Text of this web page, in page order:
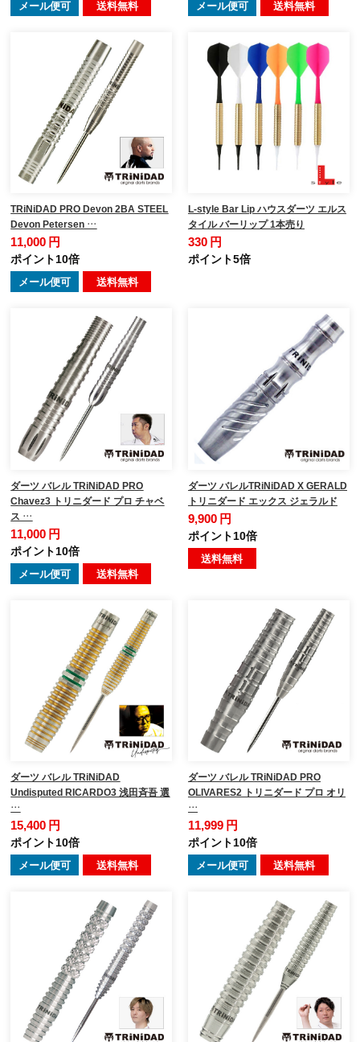
メール便可 送料無料 メール便可 送料無料
TRiNiDAD PRO Devon 2BA STEEL
Devon Petersen …
11,000 円
ポイント10倍
メール便可 送料無料
L-style Bar Lip ハウスダーツ エルス
タイル バーリップ 1本売り
330 円
ポイント5倍
ダーツ バレル TRiNiDAD PRO
Chavez3 トリニダード プロ チャベ
ス …
11,000 円
ポイント10倍
メール便可 送料無料
ダーツ バレルTRiNiDAD X GERALD
トリニダード エックス ジェラルド
9,900 円
ポイント10倍
送料無料
ダーツ バレル TRiNiDAD
Undisputed RICARDO3 浅田斉吾 選
…
15,400 円
ポイント10倍
メール便可 送料無料
ダーツ バレル TRiNiDAD PRO
OLIVARES2 トリニダード プロ オリ
…
11,999 円
ポイント10倍
メール便可 送料無料